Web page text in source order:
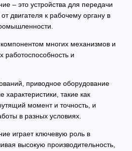
– это устройства для передачи
двигателя к рабочему органу в
многих механизмов и
работоспособность и
приводное оборудование
такие как
момент и точность, и
в разных условиях.
играет ключевую роль в
высокую производительность,